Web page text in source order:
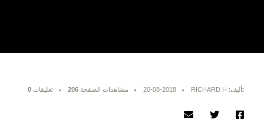
تأليف: RICHARD H 20-08-2018 مشاهدات الصفحة 206 تعليقات 0